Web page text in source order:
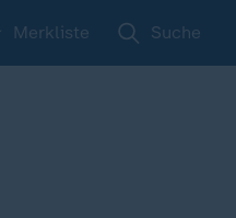
Merkliste Suche